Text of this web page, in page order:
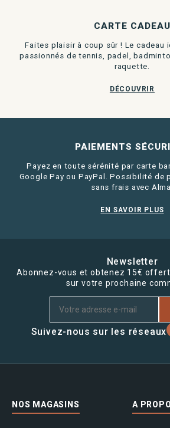
CARTE CADEAU
Faites plaisir à coup sûr ! Le cadeau
passionnés de tennis, padel,
raquette.
DÉCOUVRIR
PAIEMENTS
Payez en toute sérénité par carte
Google Pay ou PayPal. Possibilité de
sans frais avec Alma.
EN SAVOIR PLUS
Newsletter
Abonnez-vous et obtenez 15€
sur votre prochaine
Suivez-nous sur les réseaux
NOS MAGASINS A